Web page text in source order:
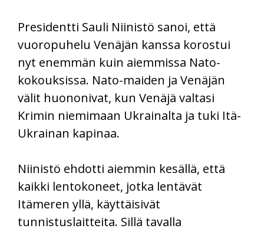
Presidentti Sauli Niinistö sanoi, että
vuoropuhelu Venäjän kanssa korostui
nyt enemmän kuin aiemmissa Nato-
kokouksissa. Nato-maiden ja Venäjän
välit huononivat, kun Venäjä valtasi
Krimin niemimaan Ukrainalta ja tuki Itä-
Ukrainan kapinaa.
Niinistö ehdotti aiemmin kesällä, että
kaikki lentokoneet, jotka lentävät
Itämeren yllä, käyttäisivät
tunnistuslaitteita. Sillä tavalla